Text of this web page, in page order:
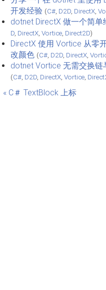
开发经验 (C#, D2D, DirectX,
dotnet DirectX 做一个简单
D, DirectX, Vortice, Direct2D)
DirectX 使用 Vortice 从零
改颜色 (C#, D2D, DirectX,
dotnet Vortice 无需交换
(C#, D2D, DirectX, Vortice,
« C＃ TextBlock 上标